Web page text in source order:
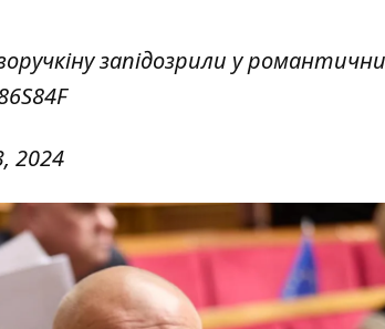
запідозрили у
2024